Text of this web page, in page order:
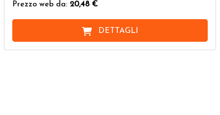
Prezzo web da: 20,48 €
DETTAGLI